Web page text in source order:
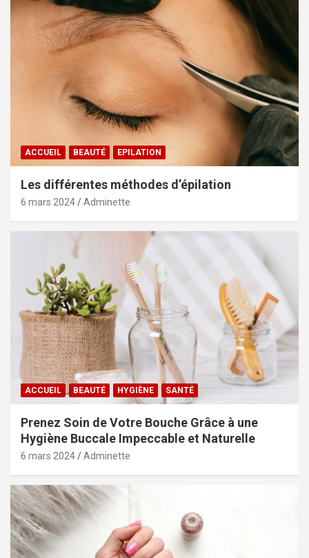
ACCUEIL BEAUTÉ EPILATION
Les différentes méthodes d’épilation
6 mars 2024 Adminette
ACCUEIL BEAUTÉ HYGIÈNE SANTÉ
Prenez Soin de Votre Bouche Grâce à une
Hygiène Buccale Impeccable et Naturelle
6 mars 2024 Adminette